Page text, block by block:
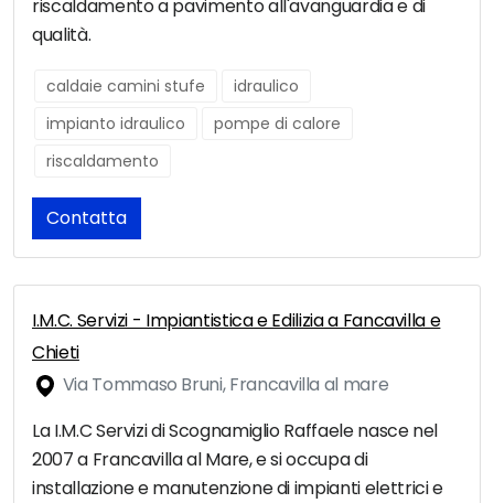
riscaldamento a pavimento all'avanguardia e di
qualità.
caldaie camini stufe
idraulico
impianto idraulico
pompe di calore
riscaldamento
Contatta
I.M.C. Servizi - Impiantistica e Edilizia a Fancavilla e
Chieti
Via Tommaso Bruni, Francavilla al mare
La I.M.C Servizi di Scognamiglio Raffaele nasce nel
2007 a Francavilla al Mare, e si occupa di
installazione e manutenzione di impianti elettrici e